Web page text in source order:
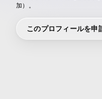
加）。
このプロフィールを申